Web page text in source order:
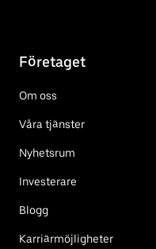
Företaget
Om oss
Våra tjänster
Nyhetsrum
Investerare
Blogg
Karriärmöjligheter